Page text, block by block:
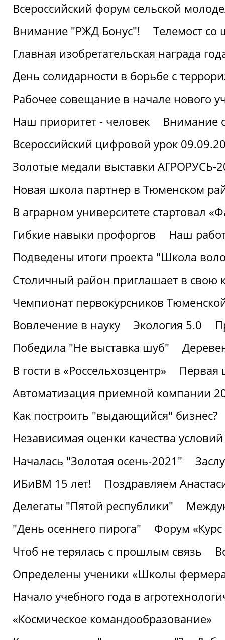
Всероссийский форум сельской
Внимание "РЖД Бонус"!
Телемост
Главная изобретательская награда
День солидарности в борьбе с
Рабочее совещание в начале нового
Наш приоритет - человек
Внимание
Всероссийский цифровой урок
Золотые медали выставки АГРОРУСЬ-
Новая школа партнер в Тюменском
В аграрном университете стартовал
Гибкие навыки профоргов
Наш
Подведены итоги проекта "Школа
Столичный район приглашает в свою
Чемпионат первокурсников
Вовлечение в науку
Экология 5.0
Победила "Не выставка шуб"
В гости в «Россельхозцентр»
Первая
Автоматизация приемной компании
Как построить "выдающийся" бизнес?
Независимая оценки качества
Началась "Золотая осень-2021"
ИБиВМ 15 лет!
Поздравляем
Делегаты "Пятой республики"
"День осеннего пирога"
Форум «Курс
Чтоб не терялась с прошлым связь
Определены ученики «Школы
Начало учебного года в
«Космическое командообразование»